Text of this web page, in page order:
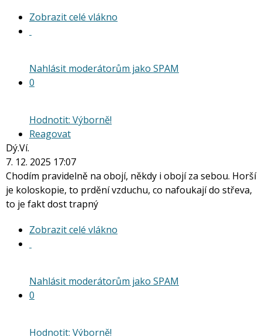
Zobrazit celé vlákno
Nahlásit moderátorům jako SPAM
0
Hodnotit: Výborně!
Reagovat
Dý.Ví.
7. 12. 2025 17:07
Chodím pravidelně na obojí, někdy i obojí za sebou. Horší
je koloskopie, to prdění vzduchu, co nafoukají do střeva,
to je fakt dost trapný
Zobrazit celé vlákno
Nahlásit moderátorům jako SPAM
0
Hodnotit: Výborně!